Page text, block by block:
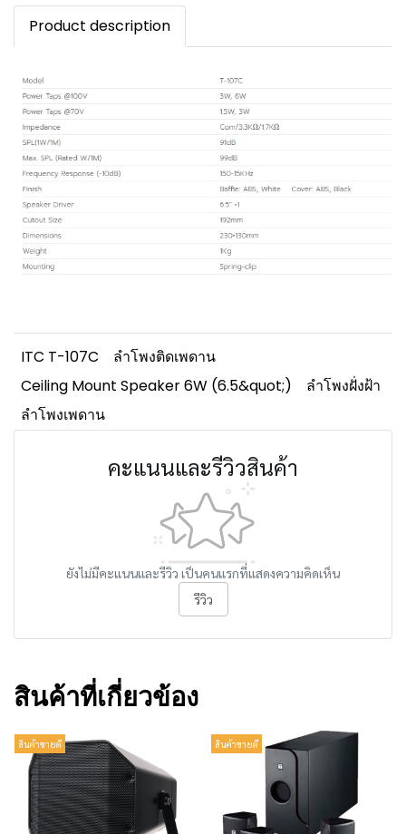
Product description
ITC T-107C
ลำโพงติดเพดาน
Ceiling Mount Speaker 6W (6.5&quot;)
ลำโพงฝั่งฝ้า
ลำโพงเพดาน
คะแนนและรีวิวสินค้า
ยังไม่มีคะแนนและรีวิว เป็นคนแรกที่แสดงความคิดเห็น
รีวิว
สินค้าที่เกี่ยวข้อง
สินค้าขายดี สินค้าขายดี